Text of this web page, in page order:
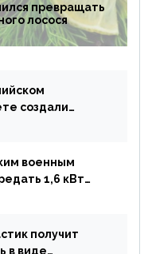
превращать
лосося
создали
военным
1,6 кВт
получит
в виде